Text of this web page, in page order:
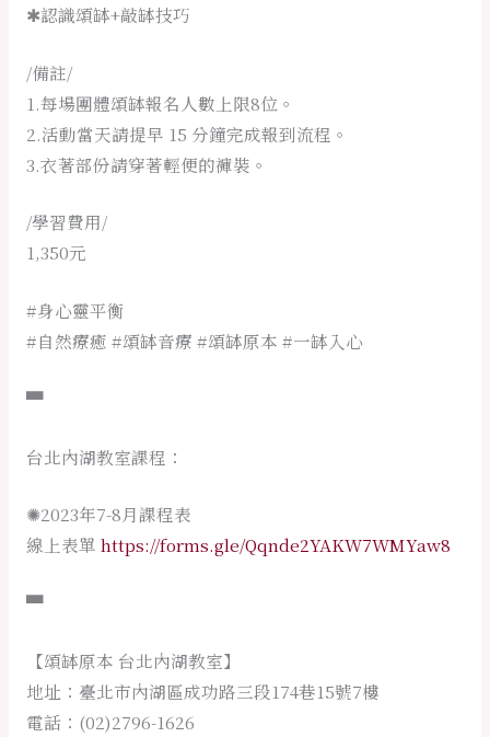
✱認識頌缽+敲缽技巧
/備註/
1.每場團體頌缽報名人數上限8位。
2.活動當天請提早 15 分鐘完成報到流程。
3.衣著部份請穿著輕便的褲裝。
/學習費用/
1,350元
#身心靈平衡
#自然療癒 #頌缽音療 #頌缽原本 #一缽入心
▀
台北內湖教室課程：
✺2023年7-8月課程表
線上表單 https://forms.gle/Qqnde2YAKW7WMYaw8
▀
【頌缽原本 台北內湖教室】
地址：臺北市內湖區成功路三段174巷15號7樓
電話：(02)2796-1626